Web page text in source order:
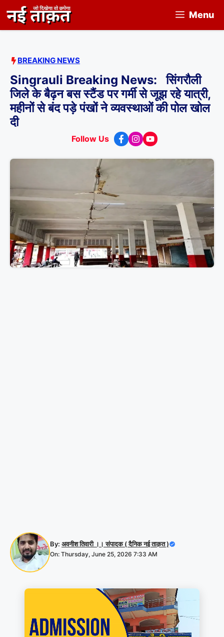
to
content
Menu
BREAKING NEWS
Singrauli Breaking News: सिंगरौली
जिले के बैढ़न बस स्टैंड पर गर्मी से जूझ रहे यात्री,
महीनों से बंद पड़े पंखों ने व्यवस्थाओं की पोल खोल
दी
Follow Us
By: अवनीश तिवारी ।। संपादक ( दैनिक नई ताक़त )
On: Thursday, June 25, 2026 7:33 AM